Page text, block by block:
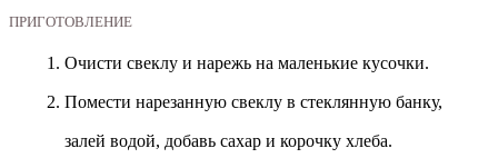
ПРИГОТОВЛЕНИЕ
Очисти свеклу и нарежь на маленькие кусочки.
Помести нарезанную свеклу в стеклянную банку,
залей водой, добавь сахар и корочку хлеба.